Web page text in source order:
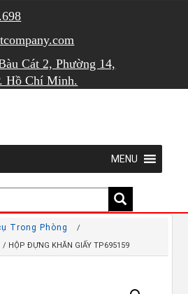
Cát 2, Phường 14,
Hồ Chí Minh.
MENU
Trong Phòng /
/ HỘP ĐỰNG KHĂN GIẤY TP695159